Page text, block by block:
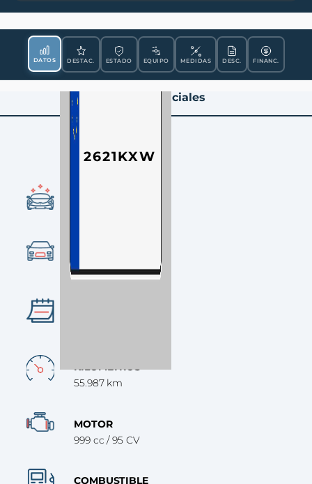
DATOS DESTAC. ESTADO EQUIPO MEDIDAS DESC. FINANC.
Datos Esenciales
2621KXW
SUV
KILÓMETROS
55.987 km
MOTOR
999 cc / 95 CV
COMBUSTIBLE